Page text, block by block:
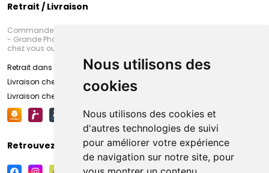
Nous utilisons des
cookies
Nous utilisons des cookies et
d'autres technologies de suivi
pour améliorer votre expérience
de navigation sur notre site, pour
Retrait / Livraison
Commandez en ligne et venez chercher votre commande à Amiens
- Grande Pharmacie d’Amiens (Fachon) ou recevez-là rapidement
chez vous ou en point retrait
Retrait dans la pharmacie d’Amiens
Livraison chez vous
Livraison chez votre commerçant
Retrouvez-nous sur vos réseaux sociaux